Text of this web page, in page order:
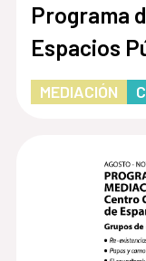
Programa
Espacios
MEDIACIÓN